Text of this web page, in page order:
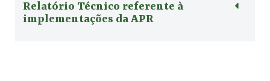
Relatório Técnico referente à
implementações da APR